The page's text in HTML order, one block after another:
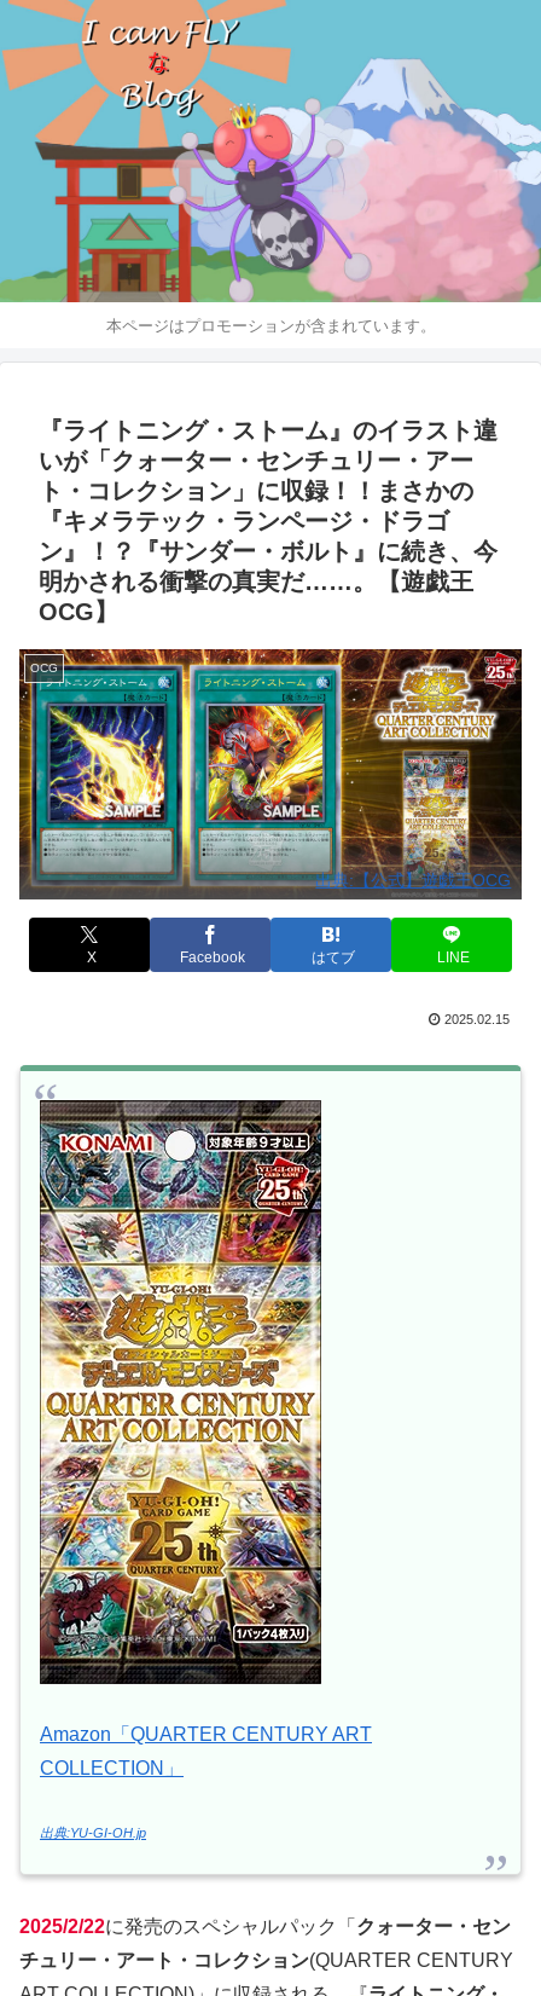
本ページはプロモーションが含まれています。
『ライトニング・ストーム』のイラスト違
いが「クォーター・センチュリー・アー
ト・コレクション」に収録！！まさかの
『キメラテック・ランページ・ドラゴ
ン』！？『サンダー・ボルト』に続き、今
明かされる衝撃の真実だ……。【遊戯王
OCG】
OCG
出典:【公式】遊戯王OCG
X Facebook はてブ LINE
2025.02.15
Amazon「QUARTER CENTURY ART
COLLECTION」
出典:YU-GI-OH.jp
2025/2/22に発売のスペシャルパック「 クォーター・セン
チュリー・アート・コレクション(QUARTER CENTURY